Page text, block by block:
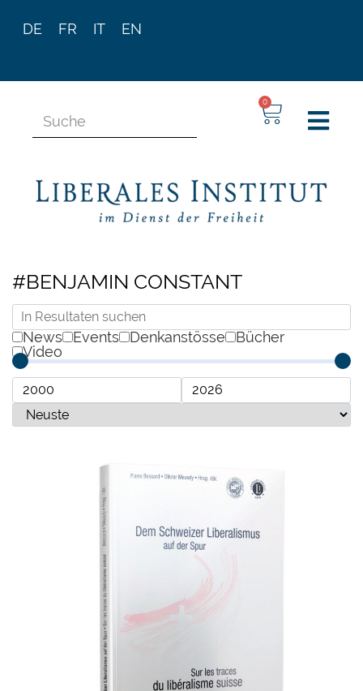
DE FR IT EN
0
#BENJAMIN CONSTANT
News Events Denkanstösse
Bücher
Video